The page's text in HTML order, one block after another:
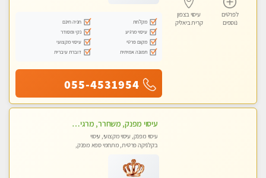
לפרטים
נוספים
עיסוי בצפון
קרית ביאליק
מקלחת
חניה חינם
עיסוי מרגיע
נקי ומסודר
מקום פרטי
עיסוי מקצועי
תמונה אמיתית
דוברת עיברית
055-4531954
עיסוי מפנק, משחרר, מרגיע, טנטרה, עיסוי שבדי מקצועי ללא שירותי מין
עיסוי מפנק, עיסוי מקצועי, עיסוי
בקלניקה פרטית, מתחמי ספא מפנק,